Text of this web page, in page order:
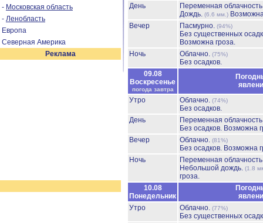
- Московская область
- Ленобласть
Европа
Северная Америка
Реклама
День
Переменная
Дождь. (6.6 мм.)
Вечер
Пасмурно. (94%)
Без существенных
Возможна гроза.
Ночь
Облачно. (75%)
Без осадков.
09.08
Воскресенье
погода завтра
Утро
Облачно. (74%)
Без осадков.
День
Переменная
Без осадков. Возможна
Вечер
Облачно. (81%)
Без осадков. Возможна
Ночь
Переменная
Небольшой дождь. (1.8
гроза.
10.08
Понедельник
Утро
Облачно. (77%)
Без существенных